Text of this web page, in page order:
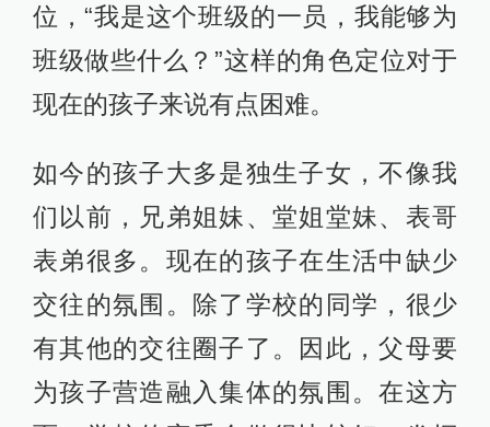
位，“我是这个班级的一员，我能够为
班级做些什么？”这样的角色定位对于
现在的孩子来说有点困难。
如今的孩子大多是独生子女，不像我
们以前，兄弟姐妹、堂姐堂妹、表哥
表弟很多。现在的孩子在生活中缺少
交往的氛围。除了学校的同学，很少
有其他的交往圈子了。因此，父母要
为孩子营造融入集体的氛围。在这方